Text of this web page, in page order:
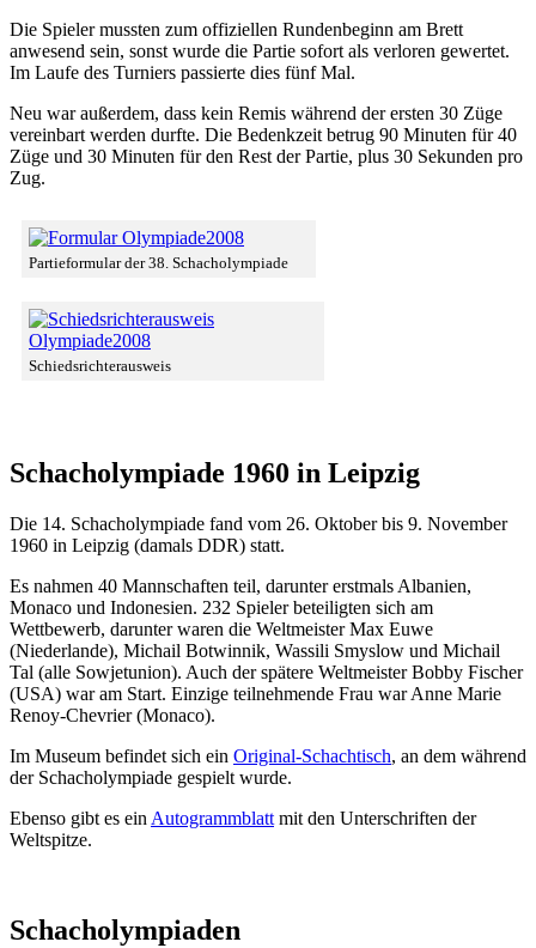
Die Spieler mussten zum offiziellen Rundenbeginn am Brett
anwesend sein, sonst wurde die Partie sofort als verloren gewertet.
Im Laufe des Turniers passierte dies fünf Mal.
Neu war außerdem, dass kein Remis während der ersten 30 Züge
vereinbart werden durfte. Die Bedenkzeit betrug 90 Minuten für 40
Züge und 30 Minuten für den Rest der Partie, plus 30 Sekunden pro
Zug.
Partieformular der 38. Schacholympiade
Schiedsrichterausweis
Schacholympiade 1960 in Leipzig
Die 14. Schacholympiade fand vom 26. Oktober bis 9. November
1960 in Leipzig (damals DDR) statt.
Es nahmen 40 Mannschaften teil, darunter erstmals Albanien,
Monaco und Indonesien. 232 Spieler beteiligten sich am
Wettbewerb, darunter waren die Weltmeister Max Euwe
(Niederlande), Michail Botwinnik, Wassili Smyslow und Michail
Tal (alle Sowjetunion). Auch der spätere Weltmeister Bobby Fischer
(USA) war am Start. Einzige teilnehmende Frau war Anne Marie
Renoy-Chevrier (Monaco).
Im Museum befindet sich ein Original-Schachtisch, an dem während
der Schacholympiade gespielt wurde.
Ebenso gibt es ein Autogrammblatt mit den Unterschriften der
Weltspitze.
Schacholympiaden